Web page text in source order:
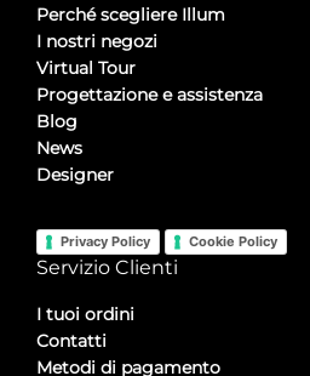
Perché scegliere Illum
I nostri negozi
Virtual Tour
Progettazione e assistenza
Blog
News
Designer
Privacy Policy Cookie Policy
Servizio Clienti
I tuoi ordini
Contatti
Metodi di pagamento